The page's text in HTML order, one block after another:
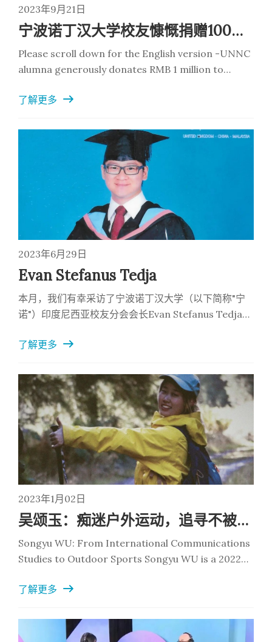
2023年9月21日
宁波诺丁汉大学校友慷慨捐赠100万元，助力母校创新事业
Please scroll down for the English version -UNNC
alumna generously donates RMB 1 million to
诺丁汉大学（以下简称“宁诺”）校友捐赠仪式在学校图
证下，校友陈涵将代表着一百万元人民币的捐赠牌递交
到宁诺党委书记、教育发展基金会理事长沈伟其教授手
中——这是宁诺首次接受来自校友的百万元捐赠
了解更多
2023年6月29日
Evan Stefanus Tedja
本月，我们有幸采访了宁波诺丁汉大学（以下简称"宁
诺"）印度尼西亚校友分会会长Evan Stefanus Tedja。
业发展的独特见解。他强调了导师制和领导力等因素对
就，并希望Evan的故事能够激励我们的校友和学生。
了解更多
2023年1月02日
吴颂玉：痴迷户外运动，追寻不被定义的人生 | FHSS Alumni
Songyu WU: From International Communications
Studies to Outdoor Sports Songyu WU is a 2022
UNNC. The past four years at UNNC have not only
了解更多